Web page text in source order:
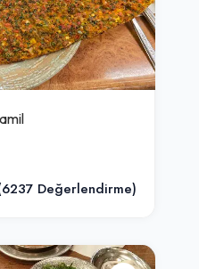
Değerlendirme)